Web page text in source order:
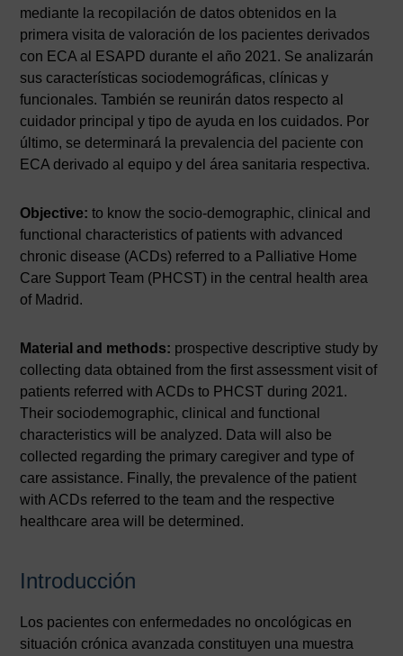
mediante la recopilación de datos obtenidos en la
primera visita de valoración de los pacientes derivados
con ECA al ESAPD durante el año 2021. Se analizarán
sus características sociodemográficas, clínicas y
funcionales. También se reunirán datos respecto al
cuidador principal y tipo de ayuda en los cuidados. Por
último, se determinará la prevalencia del paciente con
ECA derivado al equipo y del área sanitaria respectiva.
Objective: to know the socio-demographic, clinical and
functional characteristics of patients with advanced
chronic disease (ACDs) referred to a Palliative Home
Care Support Team (PHCST) in the central health area
of Madrid.
Material and methods: prospective descriptive study by
collecting data obtained from the first assessment visit of
patients referred with ACDs to PHCST during 2021.
Their sociodemographic, clinical and functional
characteristics will be analyzed. Data will also be
collected regarding the primary caregiver and type of
care assistance. Finally, the prevalence of the patient
with ACDs referred to the team and the respective
healthcare area will be determined.
Introducción
Los pacientes con enfermedades no oncológicas en
situación crónica avanzada constituyen una muestra